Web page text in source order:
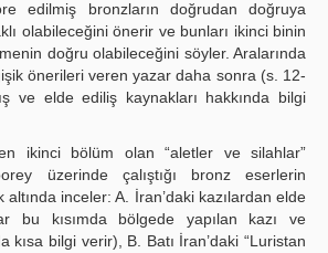
edilmiş bronzların doğrudan doğruya
olabileceğini önerir ve bunları ikinci binin
doğru olabileceğini söyler. Aralarında
önerileri veren yazar daha sonra (s. 12-
ve elde ediliş kaynakları hakkında bilgi
ikinci bölüm olan “aletler ve silahlar”
üzerinde çalıştığı bronz eserlerin
altında inceler: A. İran’daki kazılardan elde
bu kısımda bölgede yapılan kazı ve
kısa bilgi verir), B. Batı İran’daki “Luristan